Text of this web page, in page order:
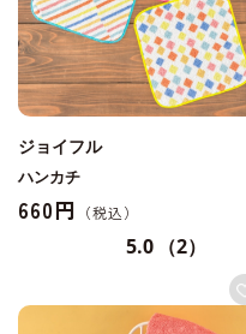
ジョイフル
ハンカチ
660円
5.0 （2）